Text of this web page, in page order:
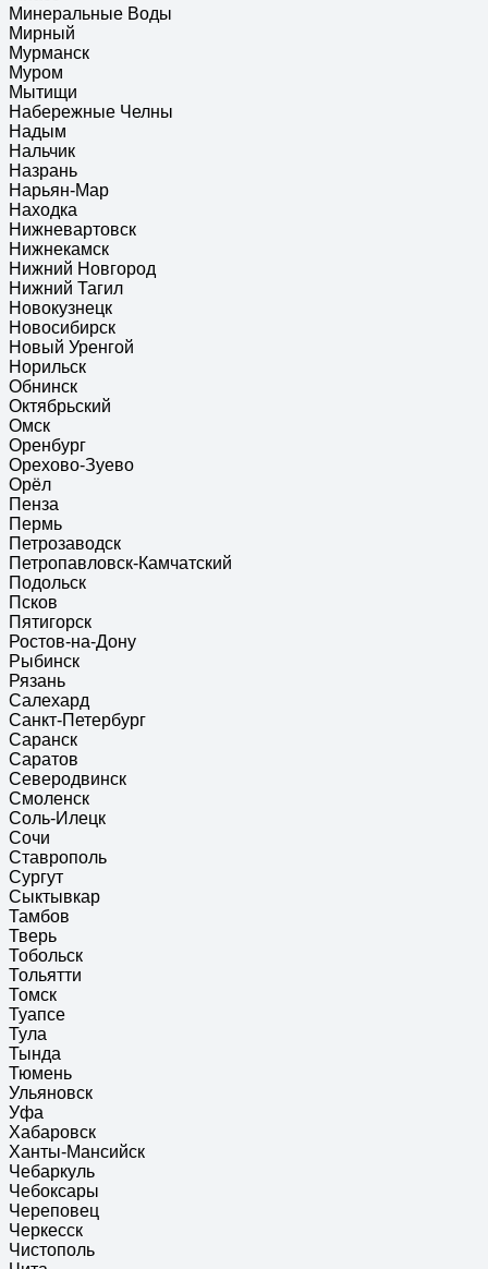
Минеральные Воды
Мирный
Мурманск
Муром
Мытищи
Набережные Челны
Надым
Нальчик
Назрань
Нарьян-Мар
Находка
Нижневартовск
Нижнекамск
Нижний Новгород
Нижний Тагил
Новокузнецк
Новосибирск
Новый Уренгой
Норильск
Обнинск
Октябрьский
Омск
Оренбург
Орехово-Зуево
Орёл
Пенза
Пермь
Петрозаводск
Петропавловск-Камчатский
Подольск
Псков
Пятигорск
Ростов-на-Дону
Рыбинск
Рязань
Салехард
Санкт-Петербург
Саранск
Саратов
Северодвинск
Смоленск
Соль-Илецк
Сочи
Ставрополь
Сургут
Сыктывкар
Тамбов
Тверь
Тобольск
Тольятти
Томск
Туапсе
Тула
Тында
Тюмень
Ульяновск
Уфа
Хабаровск
Ханты-Мансийск
Чебаркуль
Чебоксары
Череповец
Черкесск
Чистополь